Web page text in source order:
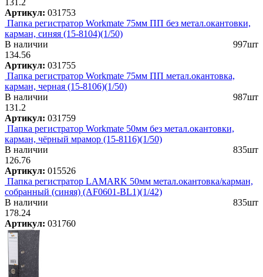
Артикул: 031753
Папка регистратор Workmate 75мм ПП без метал.окантовки,
карман, синяя (15-8104)(1/50)
В наличии
997шт
134.56
Артикул: 031755
Папка регистратор Workmate 75мм ПП метал.окантовка,
карман, черная (15-8106)(1/50)
В наличии
987шт
131.2
Артикул: 031759
Папка регистратор Workmate 50мм без метал.окантовки,
карман, чёрный мрамор (15-8116)(1/50)
В наличии
835шт
126.76
Артикул: 015526
Папка регистратор LAMARK 50мм метал.окантовка/карман,
собранный (синяя) (AF0601-BL1)(1/42)
В наличии
835шт
178.24
Артикул: 031760